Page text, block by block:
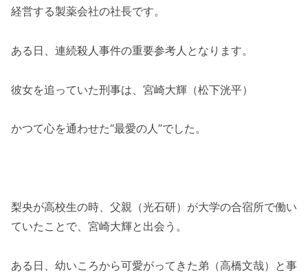
経営する製薬会社の社長です。
ある日、連続殺人事件の重要参考人となります。
彼女を追っていた刑事は、宮崎大輝（松下洸平）
かつて心を通わせた“最愛の人”でした。
梨央が高校生の時、父親（光石研）が大学の合宿所で働い
ていたことで、宮崎大輝と出会う。
ある日、幼いころから可愛がってきた弟（高橋文哉）と事